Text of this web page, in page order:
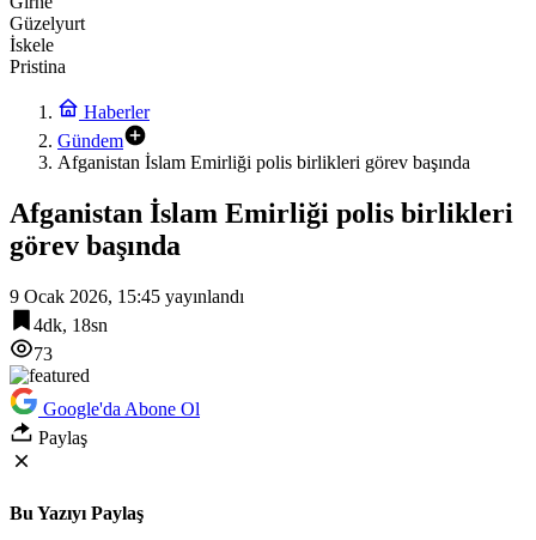
Güzelyurt
İskele
Pristina
Haberler
Gündem
Afganistan İslam Emirliği polis birlikleri görev başında
Afganistan İslam Emirliği polis birlikleri
görev başında
9 Ocak 2026, 15:45 yayınlandı
4dk, 18sn
73
Google'da Abone Ol
Paylaş
Bu Yazıyı Paylaş